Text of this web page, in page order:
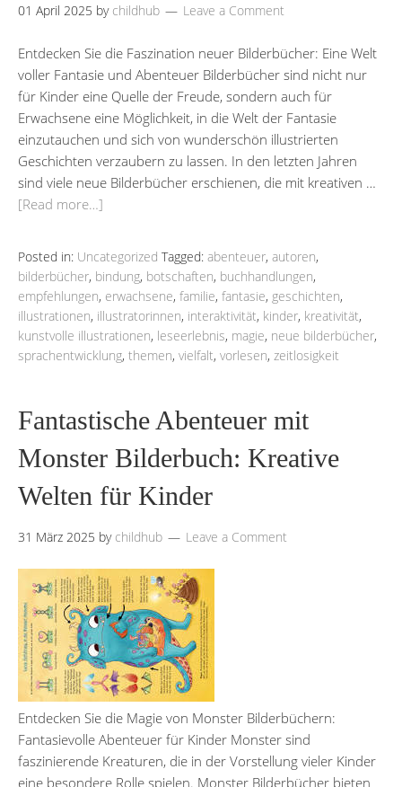
01 April 2025 by childhub Leave a Comment
Entdecken Sie die Faszination neuer Bilderbücher: Eine Welt
voller Fantasie und Abenteuer Bilderbücher sind nicht nur
für Kinder eine Quelle der Freude, sondern auch für
Erwachsene eine Möglichkeit, in die Welt der Fantasie
einzutauchen und sich von wunderschön illustrierten
Geschichten verzaubern zu lassen. In den letzten Jahren
sind viele neue Bilderbücher erschienen, die mit kreativen …
[Read more…]
Posted in: Uncategorized Tagged: abenteuer, autoren,
bilderbücher, bindung, botschaften, buchhandlungen,
empfehlungen, erwachsene, familie, fantasie, geschichten,
illustrationen, illustratorinnen, interaktivität, kinder, kreativität,
kunstvolle illustrationen, leseerlebnis, magie, neue bilderbücher,
sprachentwicklung, themen, vielfalt, vorlesen, zeitlosigkeit
Fantastische Abenteuer mit
Monster Bilderbuch: Kreative
Welten für Kinder
31 März 2025 by childhub Leave a Comment
Entdecken Sie die Magie von Monster Bilderbüchern:
Fantasievolle Abenteuer für Kinder Monster sind
faszinierende Kreaturen, die in der Vorstellung vieler Kinder
eine besondere Rolle spielen. Monster Bilderbücher bieten